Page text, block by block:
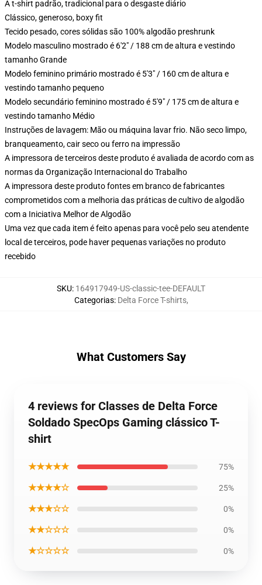
A t-shirt padrão, tradicional para o desgaste diário
Clássico, generoso, boxy fit
Tecido pesado, cores sólidas são 100% algodão preshrunk
Modelo masculino mostrado é 6'2" / 188 cm de altura e vestindo
tamanho Grande
Modelo feminino primário mostrado é 5'3" / 160 cm de altura e
vestindo tamanho pequeno
Modelo secundário feminino mostrado é 5'9" / 175 cm de altura e
vestindo tamanho Médio
Instruções de lavagem: Mão ou máquina lavar frio. Não seco limpo,
branqueamento, cair seco ou ferro na impressão
A impressora de terceiros deste produto é avaliada de acordo com as
normas da Organização Internacional do Trabalho
A impressora deste produto fontes em branco de fabricantes
comprometidos com a melhoria das práticas de cultivo de algodão
com a Iniciativa Melhor de Algodão
Uma vez que cada item é feito apenas para você pelo seu atendente
local de terceiros, pode haver pequenas variações no produto
recebido
SKU: 164917949-US-classic-tee-DEFAULT
Categorias: Delta Force T-shirts,
What Customers Say
4 reviews for Classes de Delta Force
Soldado SpecOps Gaming clássico T-
shirt
★★★★★ 75%
★★★★☆ 25%
★★★☆☆ 0%
★★☆☆☆ 0%
★☆☆☆☆ 0%